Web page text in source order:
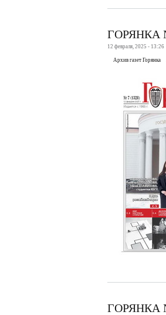
ГОРЯНКА
12 февраля, 2025 - 13:26
Архив газет Горянка
ГОРЯНКА